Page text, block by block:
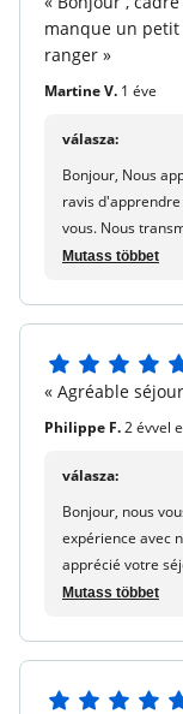
Ágynemű :
fedezet és
Törölközők :
törülköző
Háztartási
konyhai
Parkoló :
Reggeli
termékeit a
Televízió :
Beach
Egyéb információk
PMR
Háziállatok
€ / állat / nap
Töltőállomás
5
csillagból
manque un
ranger »
Martine V. 1 éve
válasza:
Bonjour, Nous apprécions votre commentaire. Nous sommes
ravis
vous. Nous transmettrons vos commentaires sur le four et les
besoins de
maeva.com
Mutass többet
5
csillagból
« Agréable
Philippe F.2 évvel
válasza:
Bonjour, nous
expérience avec
apprécié votre
sud du Finistère.
Mutass többet